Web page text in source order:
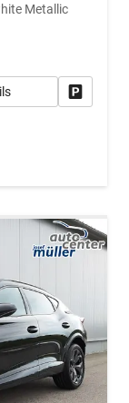
Metallic